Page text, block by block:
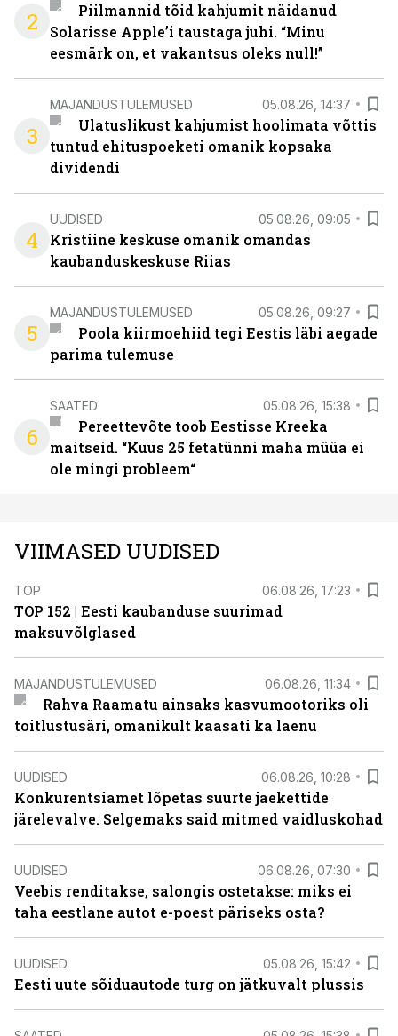
2
Piilmannid tõid kahjumit näidanud
Solarisse Apple’i taustaga juhi. “Minu
eesmärk on, et vakantsus oleks null!”
3
MAJANDUSTULEMUSED 05.08.26, 14:37
Ulatuslikust kahjumist hoolimata võttis
tuntud ehituspoeketi omanik kopsaka
dividendi
4
UUDISED 05.08.26, 09:05
Kristiine keskuse omanik omandas
kaubanduskeskuse Riias
5
MAJANDUSTULEMUSED 05.08.26, 09:27
Poola kiirmoehiid tegi Eestis läbi aegade
parima tulemuse
6
SAATED 05.08.26, 15:38
Pereettevõte toob Eestisse Kreeka
maitseid. “Kuus 25 fetatünni maha müüa ei
ole mingi probleem“
VIIMASED UUDISED
TOP 06.08.26, 17:23
TOP 152 | Eesti kaubanduse suurimad
maksuvõlglased
MAJANDUSTULEMUSED 06.08.26, 11:34
Rahva Raamatu ainsaks kasvumootoriks oli
toitlustusäri, omanikult kaasati ka laenu
UUDISED 06.08.26, 10:28
Konkurentsiamet lõpetas suurte jaekettide
järelevalve. Selgemaks said mitmed vaidluskohad
UUDISED 06.08.26, 07:30
Veebis renditakse, salongis ostetakse: miks ei
taha eestlane autot e-poest päriseks osta?
UUDISED 05.08.26, 15:42
Eesti uute sõiduautode turg on jätkuvalt plussis